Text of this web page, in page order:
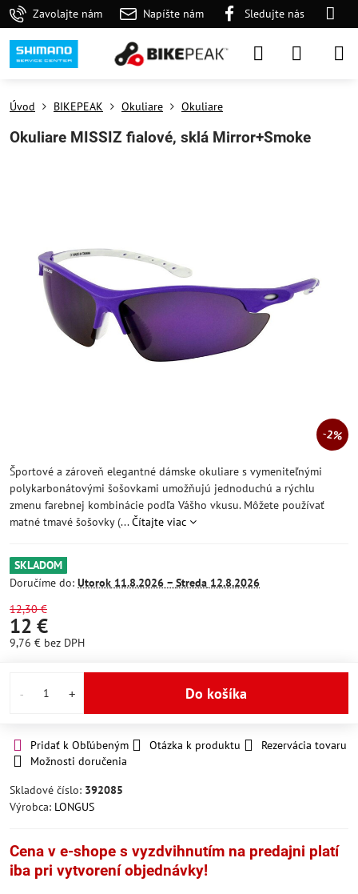
Zavolajte nám Napíšte nám Sledujte nás
2%
Úvod BIKEPEAK Okuliare Okuliare
Okuliare MISSIZ fialové, sklá Mirror+Smoke
Športové a zároveň elegantné dámske okuliare s vymeniteľnými
polykarbonátovými šošovkami umožňujú jednoduchú a rýchlu
zmenu farebnej kombinácie podľa Vášho vkusu. Môžete používať
matné tmavé šošovky (...Čítajte viac
SKLADOM
Doručíme do: Utorok 11.8.2026 − Streda 12.8.2026
12,30 €
12 €
9,76 € bez DPH
Do košíka
Pridať k Obľúbeným Otázka k produktu
Rezervácia tovaru
Možnosti doručenia
Skladové číslo: 392085
Výrobca: LONGUS
Cena v e-shope s vyzdvihnutím na predajni platí
iba pri vytvorení objednávky!